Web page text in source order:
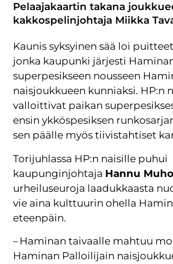
Pelaajakaartin takana
kakkospelinjohtaja Miikka
Kaunis syksyinen sää loi
jonka kaupunki järjesti
superpesikseen nousseen
naisjoukkueen kunniaksi. HP:n
valloittivat paikan
ensin ykköspesiksen
sen päälle myös tiivistahtiset
Torijuhlassa HP:n naisille puhui
kaupunginjohtaja Hannu
urheiluseuroja laadukkaasta
vie aina kulttuurin ohella
eteenpäin.
– Haminan taivaalle mahtuu
Haminan Palloilijain